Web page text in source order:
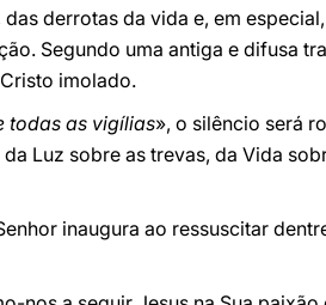
derrotas da vida e, em especial,
Segundo uma antiga e difusa
imolado.
todas as vigílias», o silêncio será
Luz sobre as trevas, da Vida
inaugura ao ressuscitar